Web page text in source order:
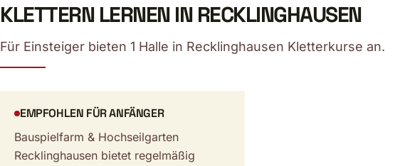
KLETTERN LERNEN IN RECKLINGHAUSEN
Für Einsteiger bieten 1 Halle in Recklinghausen Kletterkurse an.
EMPFOHLEN FÜR ANFÄNGER
Bauspielfarm & Hochseilgarten
Recklinghausen bietet regelmäßig